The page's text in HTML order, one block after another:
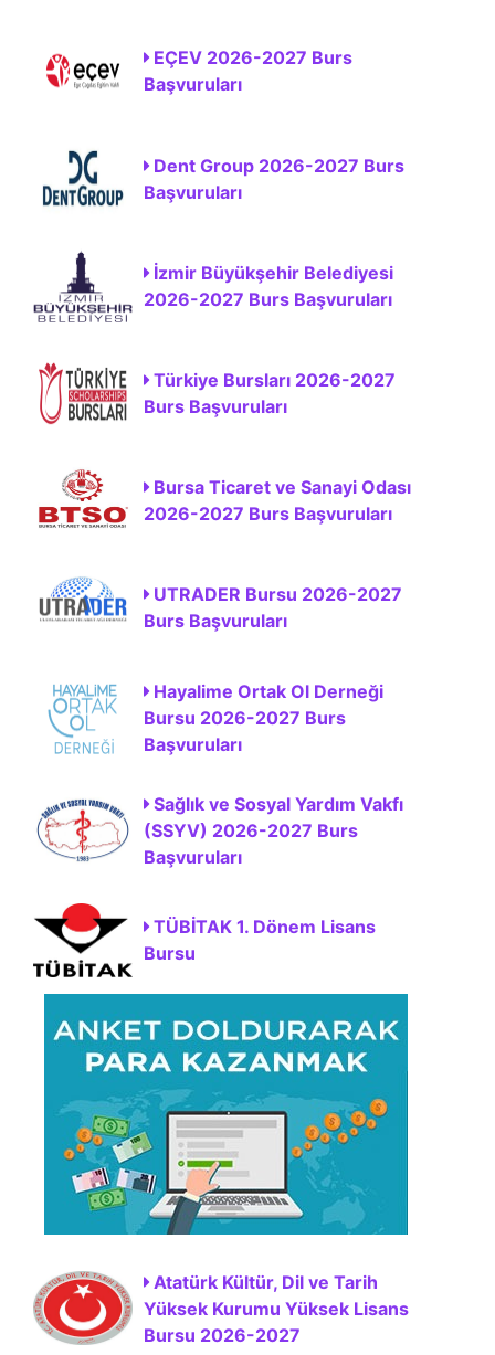
EÇEV 2026-2027 Burs
Başvuruları
Dent Group 2026-2027 Burs
Başvuruları
İzmir Büyükşehir Belediyesi
2026-2027 Burs Başvuruları
Türkiye Bursları 2026-2027
Burs Başvuruları
Bursa Ticaret ve Sanayi Odası
2026-2027 Burs Başvuruları
UTRADER Bursu 2026-2027
Burs Başvuruları
Hayalime Ortak Ol Derneği
Bursu 2026-2027 Burs
Başvuruları
Sağlık ve Sosyal Yardım Vakfı
(SSYV) 2026-2027 Burs
Başvuruları
TÜBİTAK 1. Dönem Lisans
Bursu
Atatürk Kültür, Dil ve Tarih
Yüksek Kurumu Yüksek Lisans
Bursu 2026-2027